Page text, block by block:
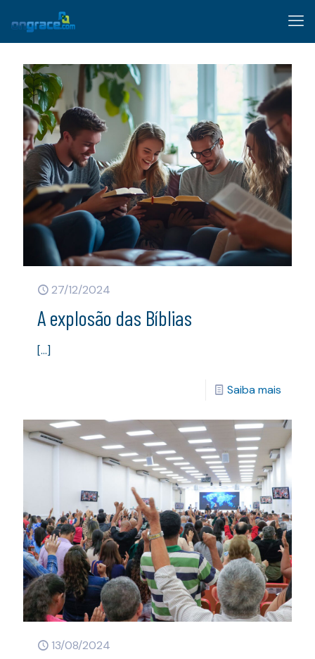
27/12/2024
A explosão das Bíblias
[…]
Saiba mais
13/08/2024